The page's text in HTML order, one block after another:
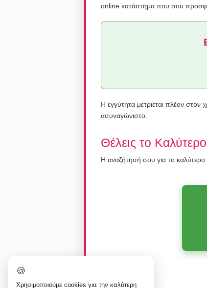
online κατάστημα που σου
Η εγγύτητα μετριέται πλέον στον
ασυναγώνιστο.
Θέλεις το
Η αναζήτησή σου για το
🍪
Χρησιμοποιούμε cookies για την καλύτερη